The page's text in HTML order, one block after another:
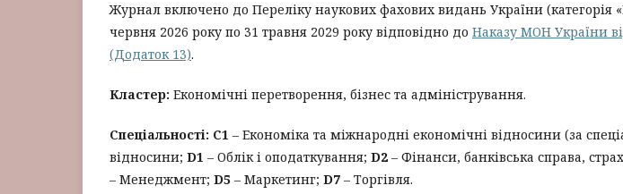
Журнал включено до Переліку наукових фахових видань України (категорія
червня 2026 року по 31 травня 2029 року відповідно до Наказу МОН України
(Додаток 13).
Кластер: Економічні перетворення, бізнес та адміністрування.
Спеціальності: C1 – Економіка та міжнародні економічні відносини (за
відносини; D1 – Облік і оподаткування; D2 – Фінанси, банківська справа,
– Менеджмент; D5 – Маркетинг; D7 – Торгівля.